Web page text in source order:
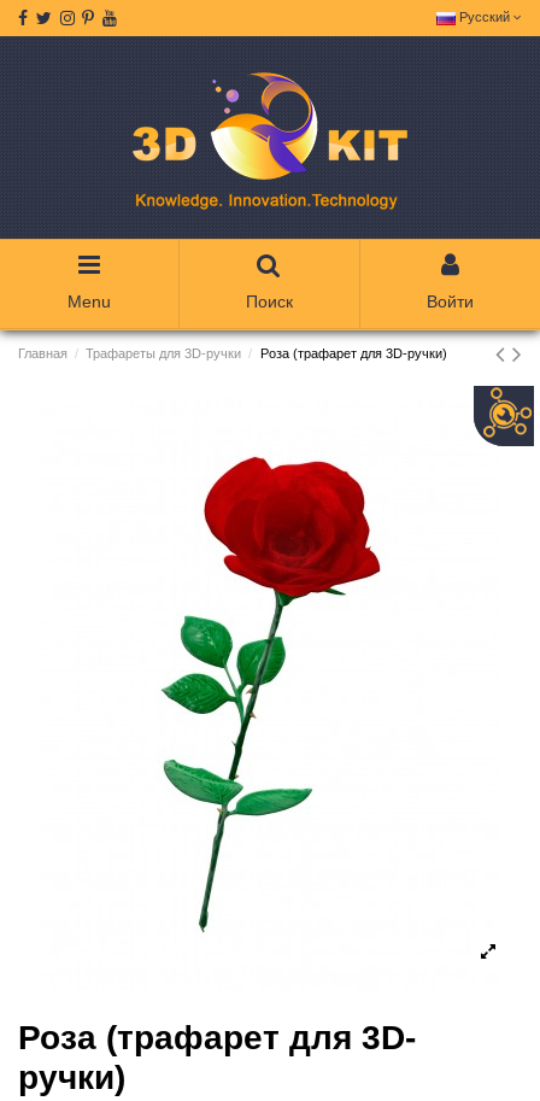
Русский
Menu Поиск Войти
Главная Трафареты для 3D-ручки Роза (трафарет для 3D-ручки)
Роза (трафарет для 3D-
ручки)